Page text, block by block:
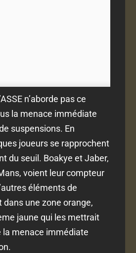
n’aborde pas ce
la menace immédiate
suspensions. En
joueurs se rapprochent
du seuil. Boakye et Jaber,
voient leur compteur
éléments de
dans une zone orange,
jaune qui les mettrait
la menace immédiate